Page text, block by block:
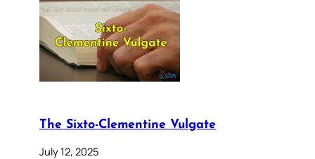
The Sixto-Clementine Vulgate
July 12, 2025